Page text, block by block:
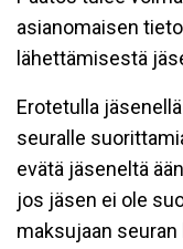
asianomaisen
lähettämisestä
Erotetulla
seuralle
evätä jäseneltä
jos jäsen ei ole
maksujaan